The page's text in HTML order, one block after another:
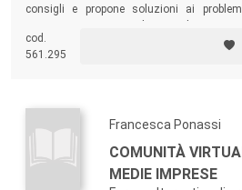
consigli e propone soluzioni ai
cod.
561.295
Francesca Ponassi
COMUNITÀ
MEDIE IMPRESE